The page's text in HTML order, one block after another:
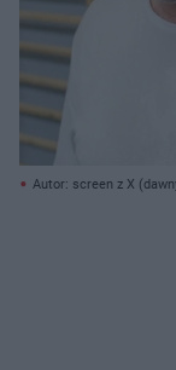
Autor: screen z X